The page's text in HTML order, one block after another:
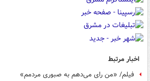
اخبار مرتبط
فیلم/ «من رای می‌دهم به صبوری مردمم»